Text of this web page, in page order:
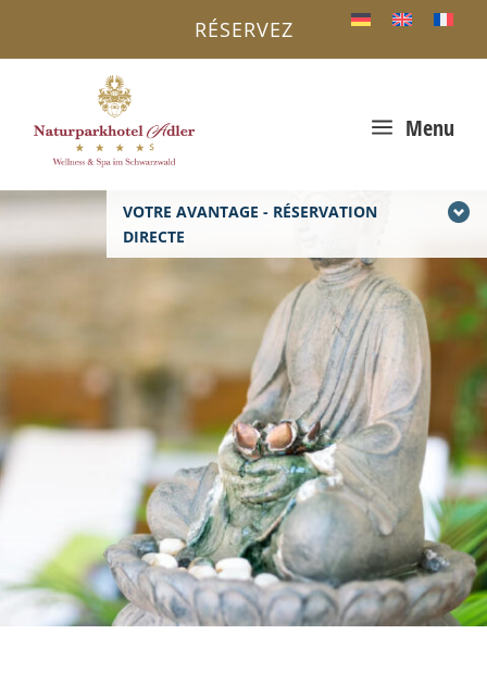
VOTRE AVANTAGE - RÉSERVATION
DIRECTE
a Menu
RÉSERVEZ